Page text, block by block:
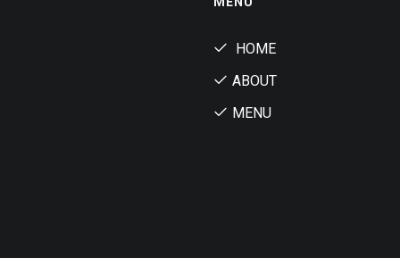
HOME
ABOUT
MENU